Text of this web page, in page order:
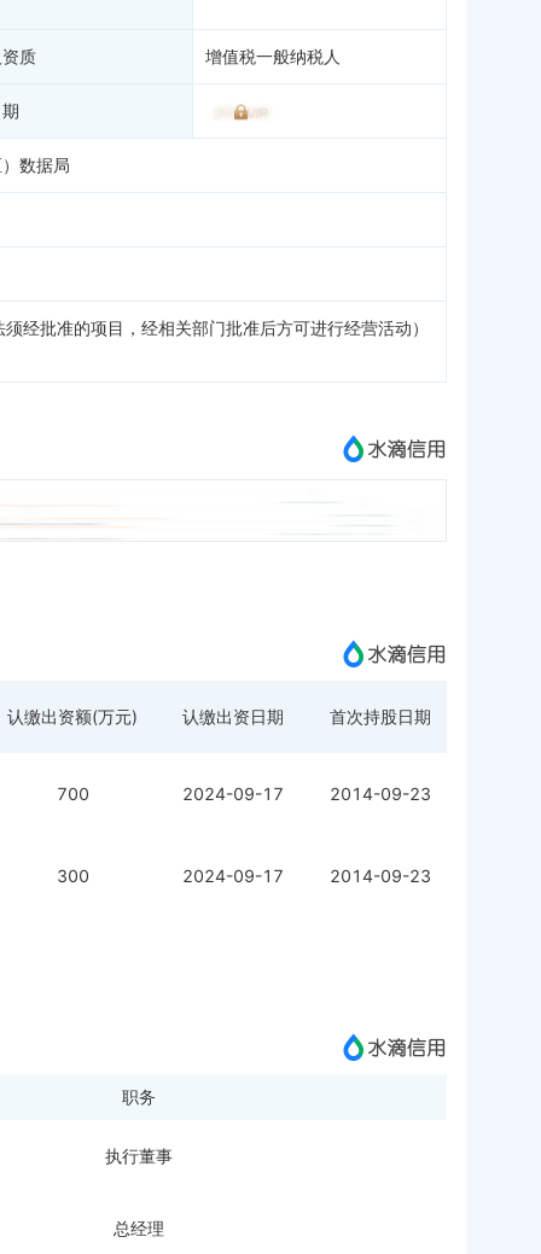
质 增值税一般纳税人
数据局
经批准的项目，经相关部门批准后方可进行经营活动）
认缴出资额(万元) 认缴出资日期 首次持股日期
700 2024-09-17 2014-09-23
300 2024-09-17 2014-09-23
职务
执行董事
总经理